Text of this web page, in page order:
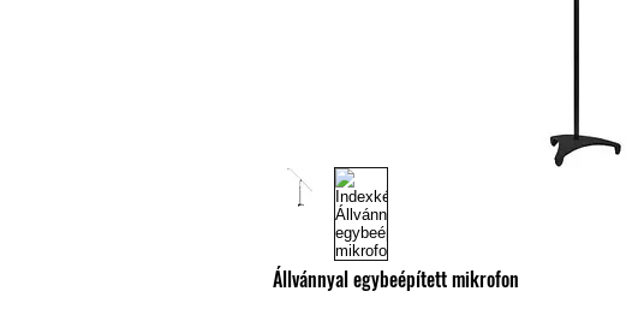
Állvánnyal egybeépített mikrofon